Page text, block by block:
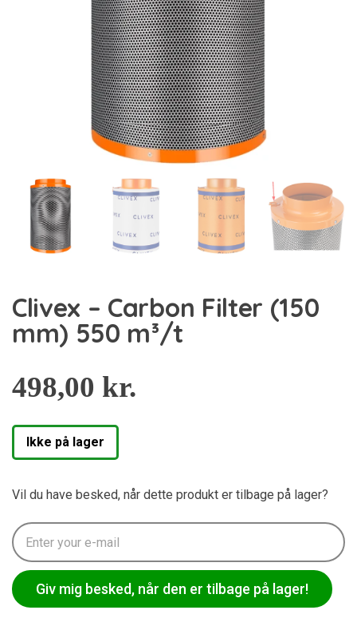
Clivex – Carbon Filter (150
mm) 550 m³/t
498,00 kr.
Ikke på lager
Vil du have besked, når dette produkt er tilbage på lager?
Giv mig besked, når den er tilbage på lager!